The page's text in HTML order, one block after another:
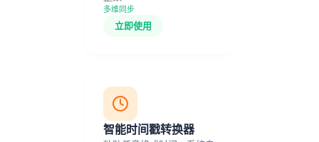
多维同步
立即使用
智能时间戳转换器